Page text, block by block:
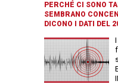
PERCHÉ CI SONO
SEMBRANO
DICONO I DATI DEL